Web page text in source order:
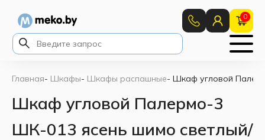
0
Главная- Шкафы- Шкафы распашные- Шкаф угловой
Шкаф угловой Палермо-3
ШК-013 ясень шимо светлый/